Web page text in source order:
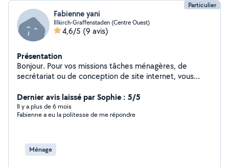
Particulier
Fabienne yani
Illkirch-Graffenstaden (Centre Ouest)
4,6/5 (9 avis)
Présentation
Bonjour. Pour vos missions tâches ménagères, de
secrétariat ou de conception de site internet, vous
compétente et méticuleuse ? Dans ce cas, contactez-
moi et vous en serez enchanté(e).
Dernier avis laissé par Sophie : 5/5
Il y a plus de 6 mois
Fabienne a eu la politesse de me répondre
Ménage